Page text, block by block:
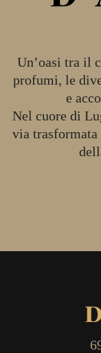
Un’oasi tra il
profumi, le
e
Nel cuore di
via trasformata